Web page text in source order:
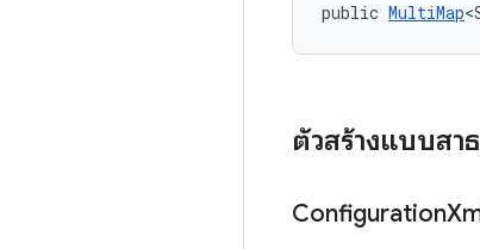
public MultiMap
ตัวสร้างแบบสา
Configuration